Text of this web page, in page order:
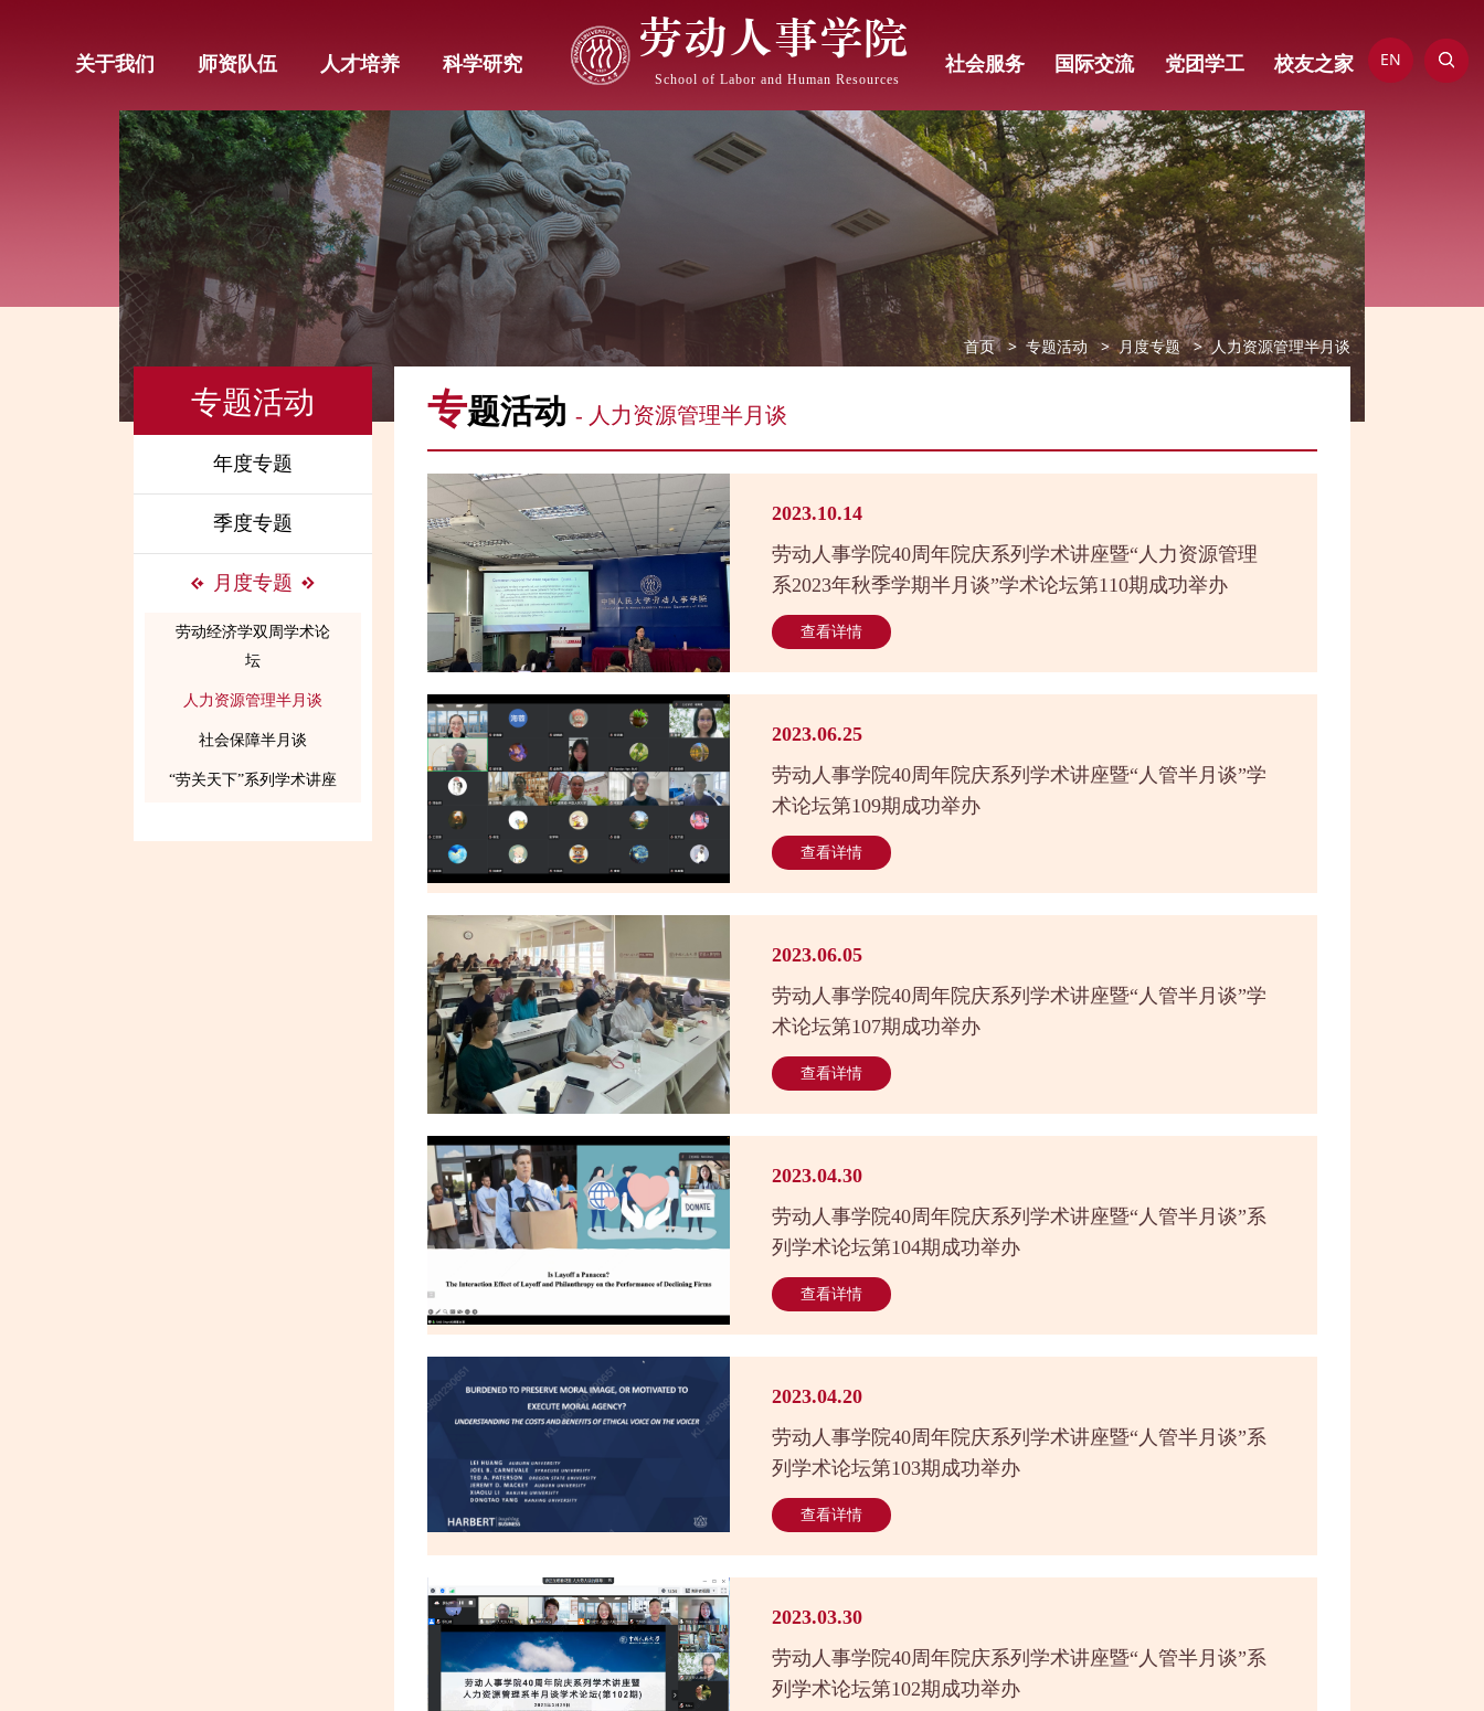
劳动人事学院
School of Labor and Human Resources
关于我们 师资队伍 人才培养 科学研究 社会服务 国际交流 党团学工 校友之家 EN
专题活动
年度专题
季度专题
月度专题
劳动经济学双周学术论
坛
人力资源管理半月谈
社会保障半月谈
“劳关天下”系列学术讲座
首页 专题活动 月度专题 人力资源管理半月谈
专题活动 - 人力资源管理半月谈
2023.10.14
劳动人事学院40周年院庆系列学术讲座暨“人力资源管理
系2023年秋季学期半月谈”学术论坛第110期成功举办
查看详情
2023.06.25
劳动人事学院40周年院庆系列学术讲座暨“人管半月谈”学
术论坛第109期成功举办
查看详情
2023.06.05
劳动人事学院40周年院庆系列学术讲座暨“人管半月谈”学
术论坛第107期成功举办
查看详情
2023.04.30
劳动人事学院40周年院庆系列学术讲座暨“人管半月谈”系
列学术论坛第104期成功举办
查看详情
2023.04.20
劳动人事学院40周年院庆系列学术讲座暨“人管半月谈”系
列学术论坛第103期成功举办
查看详情
2023.03.30
劳动人事学院40周年院庆系列学术讲座暨“人管半月谈”系
列学术论坛第102期成功举办